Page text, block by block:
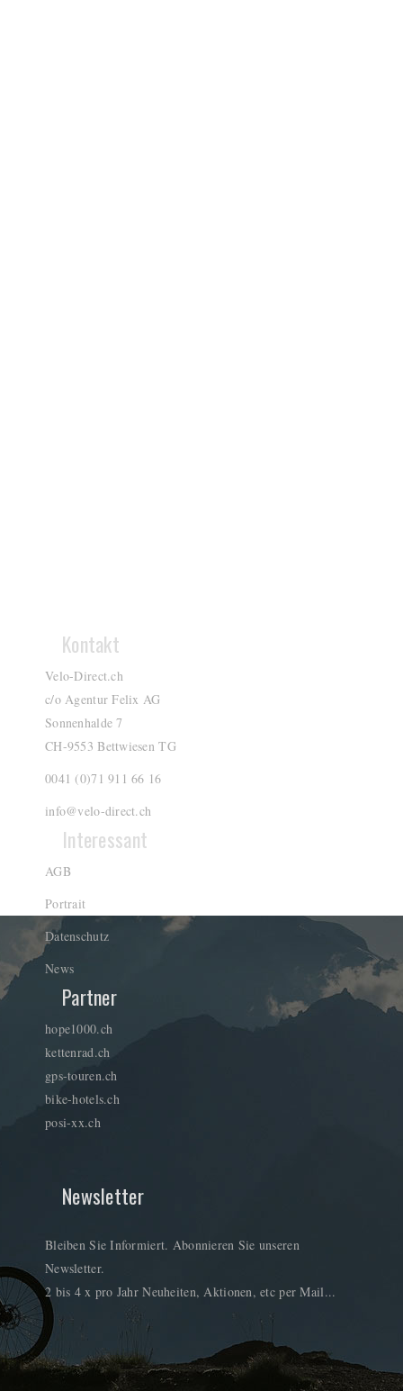
Kontakt
Velo-Direct.ch
c/o Agentur Felix AG
Sonnenhalde 7
CH-9553 Bettwiesen TG
0041 (0)71 911 66 16
info@velo-direct.ch
Interessant
AGB
Portrait
Datenschutz
News
Partner
hope1000.ch
kettenrad.ch
gps-touren.ch
bike-hotels.ch
posi-xx.ch
Newsletter
Bleiben Sie Informiert. Abonnieren Sie unseren
Newsletter.
2 bis 4 x pro Jahr Neuheiten, Aktionen, etc per Mail...